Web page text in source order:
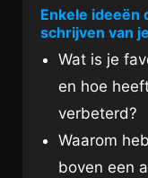
Enkele ideeën
schrijven van
Wat is je
en hoe
verbeterd?
Waarom
boven een